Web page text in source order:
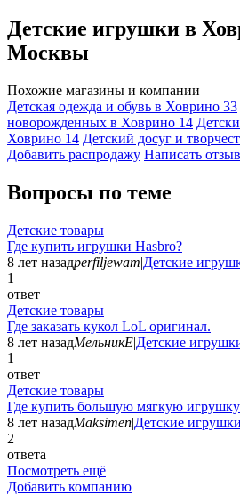
Детские игрушки в
Москвы
Похожие магазины и компании
Детская одежда и обувь в Ховрино 33
новорожденных в Ховрино 14
Ховрино 14 Детский досуг и
Добавить раcпродажу Написать отзыв
Вопросы по теме
Детские товары
Где купить игрушки Hasbro?
8 лет назадperfiljewam|Детские
1
ответ
Детские товары
Где заказать кукол LoL оригинал.
8 лет назадМельникЕ|Детские
1
ответ
Детские товары
Где купить большую мягкую
8 лет назадMaksimen|Детские игрушки
2
ответа
Посмотреть ещё
Добавить компанию